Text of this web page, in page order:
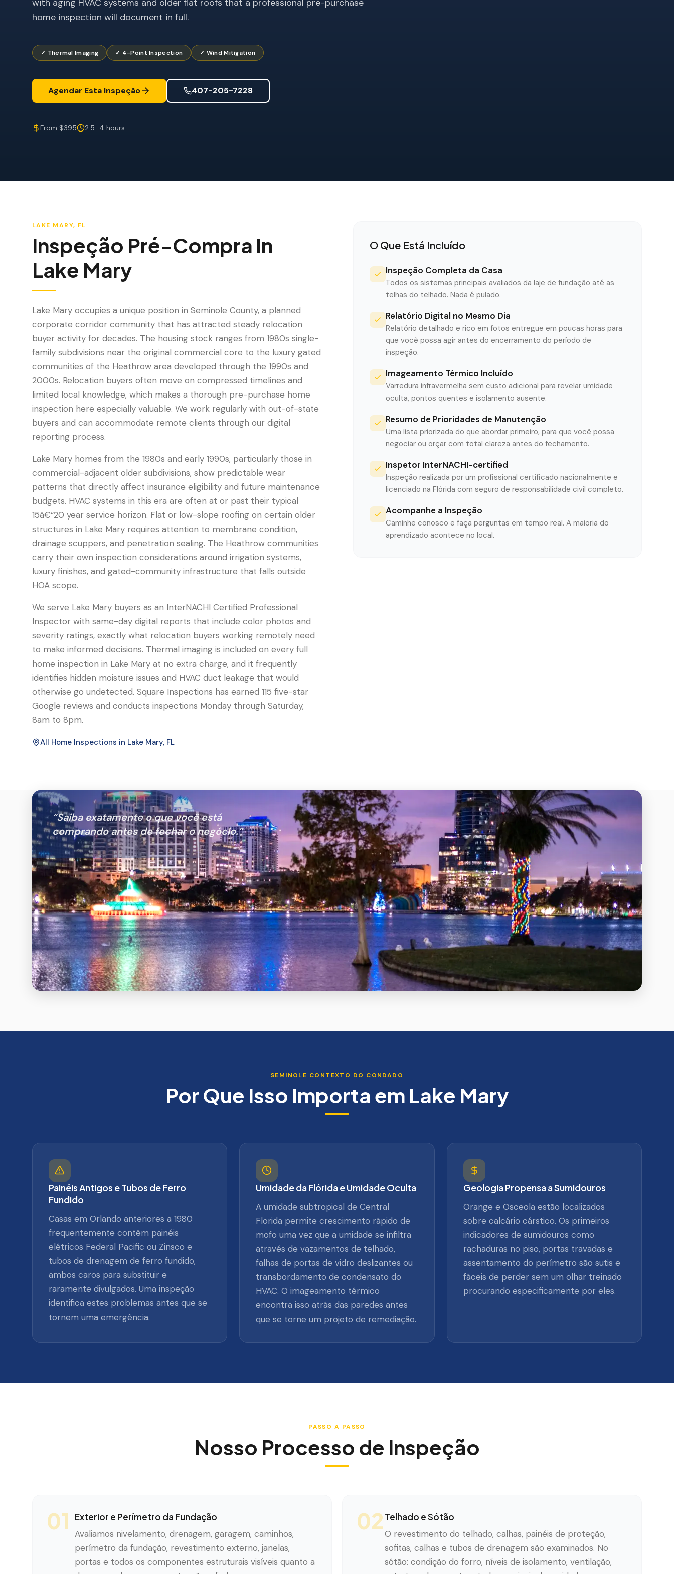
with aging HVAC systems and older flat roofs that a professional pre-purchase
home inspection will document in full.
✓ Thermal Imaging ✓ 4-Point Inspection ✓ Wind Mitigation
Agendar Esta Inspeção 407-205-7228
From $395 2.5–4 hours
LAKE MARY, FL
Inspeção Pré-Compra in
Lake Mary
Lake Mary occupies a unique position in Seminole County, a planned
corporate corridor community that has attracted steady relocation
buyer activity for decades. The housing stock ranges from 1980s single-
family subdivisions near the original commercial core to the luxury gated
communities of the Heathrow area developed through the 1990s and
2000s. Relocation buyers often move on compressed timelines and
limited local knowledge, which makes a thorough pre-purchase home
inspection here especially valuable. We work regularly with out-of-state
buyers and can accommodate remote clients through our digital
reporting process.
Lake Mary homes from the 1980s and early 1990s, particularly those in
commercial-adjacent older subdivisions, show predictable wear
patterns that directly affect insurance eligibility and future maintenance
budgets. HVAC systems in this era are often at or past their typical
15â€“20 year service horizon. Flat or low-slope roofing on certain older
structures in Lake Mary requires attention to membrane condition,
drainage scuppers, and penetration sealing. The Heathrow communities
carry their own inspection considerations around irrigation systems,
luxury finishes, and gated-community infrastructure that falls outside
HOA scope.
We serve Lake Mary buyers as an InterNACHI Certified Professional
Inspector with same-day digital reports that include color photos and
severity ratings, exactly what relocation buyers working remotely need
to make informed decisions. Thermal imaging is included on every full
home inspection in Lake Mary at no extra charge, and it frequently
identifies hidden moisture issues and HVAC duct leakage that would
otherwise go undetected. Square Inspections has earned 115 five-star
Google reviews and conducts inspections Monday through Saturday,
8am to 8pm.
All Home Inspections in Lake Mary, FL
O Que Está Incluído
Inspeção Completa da Casa
Todos os sistemas principais avaliados da laje de fundação até as
telhas do telhado. Nada é pulado.
Relatório Digital no Mesmo Dia
Relatório detalhado e rico em fotos entregue em poucas horas para
que você possa agir antes do encerramento do período de
inspeção.
Imageamento Térmico Incluído
Varredura infravermelha sem custo adicional para revelar umidade
oculta, pontos quentes e isolamento ausente.
Resumo de Prioridades de Manutenção
Uma lista priorizada do que abordar primeiro, para que você possa
negociar ou orçar com total clareza antes do fechamento.
Inspetor InterNACHI-certified
Inspeção realizada por um profissional certificado nacionalmente e
licenciado na Flórida com seguro de responsabilidade civil completo.
Acompanhe a Inspeção
Caminhe conosco e faça perguntas em tempo real. A maioria do
aprendizado acontece no local.
“Saiba exatamente o que você está
comprando antes de fechar o negócio.”
SEMINOLE CONTEXTO DO CONDADO
Por Que Isso Importa em Lake Mary
Painéis Antigos e Tubos de Ferro
Fundido
Casas em Orlando anteriores a 1980
frequentemente contêm painéis
elétricos Federal Pacific ou Zinsco e
tubos de drenagem de ferro fundido,
ambos caros para substituir e
raramente divulgados. Uma inspeção
identifica estes problemas antes que se
tornem uma emergência.
Umidade da Flórida e Umidade Oculta
A umidade subtropical de Central
Florida permite crescimento rápido de
mofo uma vez que a umidade se infiltra
através de vazamentos de telhado,
falhas de portas de vidro deslizantes ou
transbordamento de condensato do
HVAC. O imageamento térmico
encontra isso atrás das paredes antes
que se torne um projeto de remediação.
Geologia Propensa a Sumidouros
Orange e Osceola estão localizados
sobre calcário cárstico. Os primeiros
indicadores de sumidouros como
rachaduras no piso, portas travadas e
assentamento do perímetro são sutis e
fáceis de perder sem um olhar treinado
procurando especificamente por eles.
PASSO A PASSO
Nosso Processo de Inspeção
01
Exterior e Perímetro da Fundação
Avaliamos nivelamento, drenagem, garagem, caminhos,
perímetro da fundação, revestimento externo, janelas,
portas e todos os componentes estruturais visíveis quanto a
02 Telhado e Sótão
O revestimento do telhado, calhas, painéis de proteção,
sofitas, calhas e tubos de drenagem são examinados. No
sótão: condição do forro, níveis de isolamento, ventilação,